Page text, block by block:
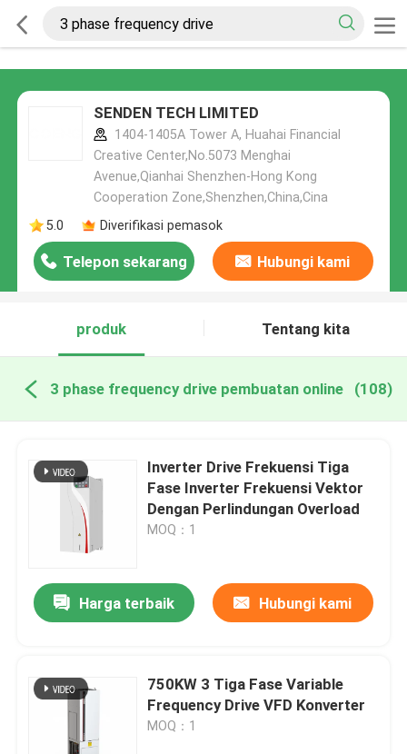
SENDEN TECH LIMITED
1404-1405A Tower A, Huahai Financial
Creative Center,No.5073 Menghai
Avenue,Qianhai Shenzhen-Hong Kong
Cooperation Zone,Shenzhen,China,Cina
5.0
Diverifikasi pemasok
Telepon sekarang Hubungi kami
produk Tentang kita
3 phase frequency drive pembuatan online (108)
Inverter Drive Frekuensi Tiga
Fase Inverter Frekuensi Vektor
Dengan Perlindungan Overload
MOQ：1
Harga terbaik Hubungi kami
750KW 3 Tiga Fase Variable
Frequency Drive VFD Konverter
MOQ：1